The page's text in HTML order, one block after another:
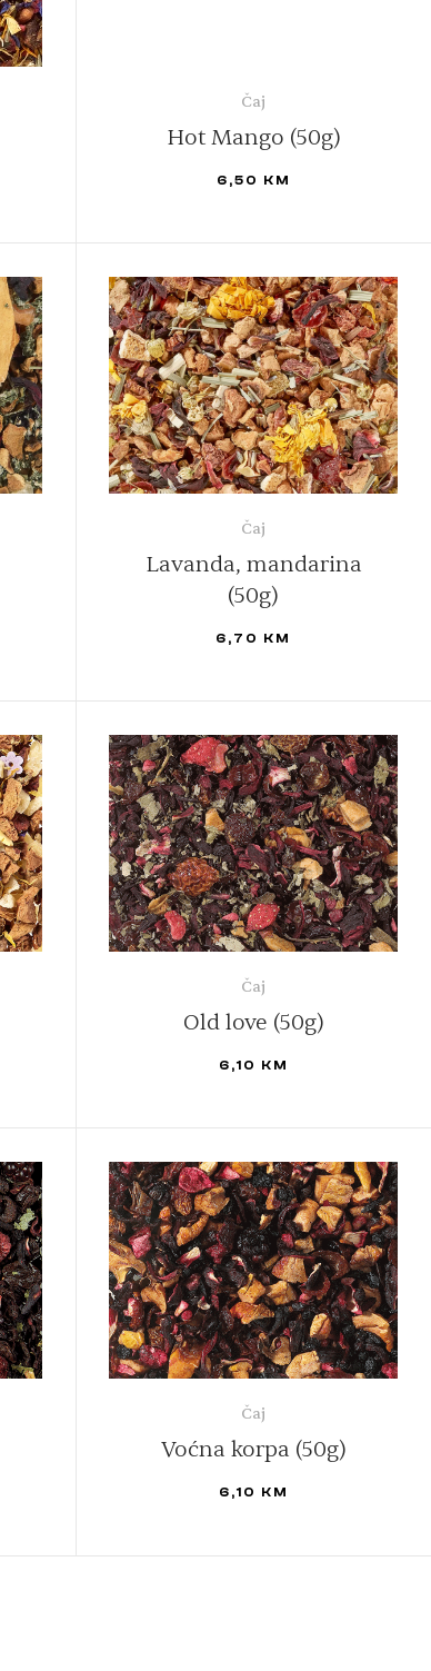
Čaj
Hot Mango (50g)
6,50 KM
Čaj
Lavanda, mandarina
(50g)
6,70 KM
Čaj
Old love (50g)
6,10 KM
Čaj
Voćna korpa (50g)
6,10 KM